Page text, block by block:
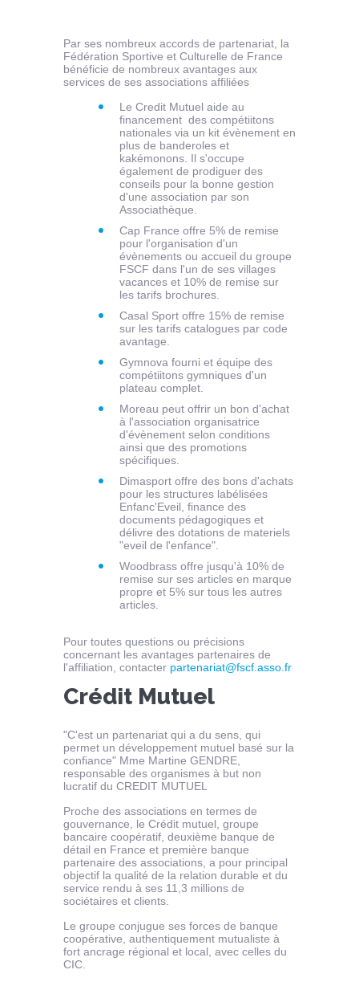
Par ses nombreux accords de partenariat, la
Fédération Sportive et Culturelle de France
bénéficie de nombreux avantages aux
services de ses associations affiliées
Le Credit Mutuel aide au
financement des compétiitons
nationales via un kit évènement en
plus de banderoles et
kakémonons. Il s'occupe
également de prodiguer des
conseils pour la bonne gestion
d'une association par son
Associathèque.
Cap France offre 5% de remise
pour l'organisation d'un
évènements ou accueil du groupe
FSCF dans l'un de ses villages
vacances et 10% de remise sur
les tarifs brochures.
Casal Sport offre 15% de remise
sur les tarifs catalogues par code
avantage.
Gymnova fourni et équipe des
compétiitons gymniques d'un
plateau complet.
Moreau peut offrir un bon d'achat
à l'association organisatrice
d'évènement selon conditions
ainsi que des promotions
spécifiques.
Dimasport offre des bons d'achats
pour les structures labélisées
Enfanc'Eveil, finance des
documents pédagogiques et
délivre des dotations de materiels
"eveil de l'enfance".
Woodbrass offre jusqu'à 10% de
remise sur ses articles en marque
propre et 5% sur tous les autres
articles.
Pour toutes questions ou précisions
concernant les avantages partenaires de
l'affiliation, contacter partenariat@fscf.asso.fr
Crédit Mutuel
"C'est un partenariat qui a du sens, qui
permet un développement mutuel basé sur la
confiance" Mme Martine GENDRE,
responsable des organismes à but non
lucratif du CREDIT MUTUEL
Proche des associations en termes de
gouvernance, le Crédit mutuel, groupe
bancaire coopératif, deuxième banque de
détail en France et première banque
partenaire des associations, a pour principal
objectif la qualité de la relation durable et du
service rendu à ses 11,3 millions de
sociétaires et clients.
Le groupe conjugue ses forces de banque
coopérative, authentiquement mutualiste à
fort ancrage régional et local, avec celles du
CIC.